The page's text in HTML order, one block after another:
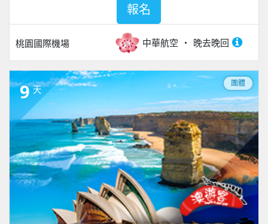
桃園國際機場 中華航空 晚去晚回
報名
9 天
團體